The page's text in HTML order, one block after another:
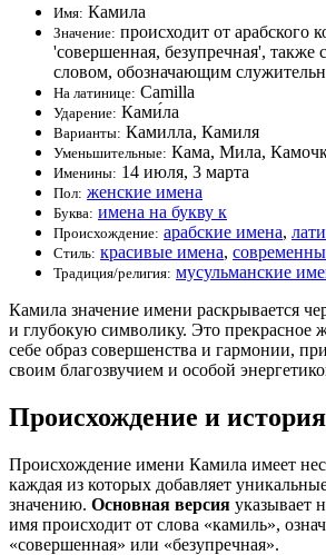
Имя: Камила
Значение: происходит от арабского
'совершенная, безупречная', также
словом, обозначающим
На латинице: Camilla
Ударение: Ками́ла
Варианты: Камилла, Камиля
Уменьшительные: Кама, Мила,
Именины: 14 июля, 3 марта
Пол: женские имена
Буква: имена на букву к
Происхождение: арабские имена,
Стиль: красивые имена,
Традиция/религия: мусульманские
Камила значение имени раскрывается
и глубокую символику. Это прекрасное
себе образ совершенства и гармонии,
своим благозвучием и особой
Происхождение и
Происхождение имени Камила имеет
каждая из которых добавляет
значению. Основная версия указывает
имя происходит от слова «камиль»,
«совершенная» или «безупречная».